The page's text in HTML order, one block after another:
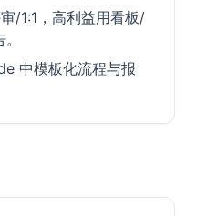
/1:1，高利益用看板/
中模板化流程与报